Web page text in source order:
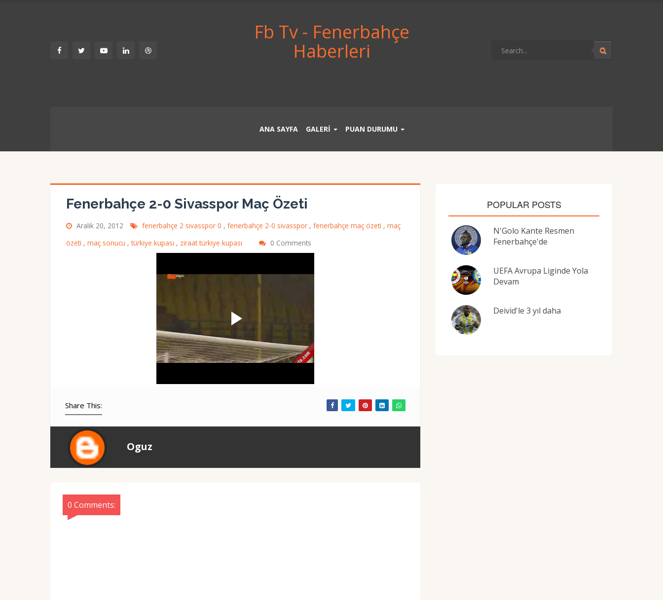
Fb Tv - Fenerbahçe
Haberleri
ANA SAYFA GALERİ PUAN DURUMU
Fenerbahçe 2-0 Sivasspor Maç Özeti
Aralık 20, 2012 fenerbahçe 2 sivasspor 0 , fenerbahçe 2-0 sivasspor , fenerbahçe maç özeti , maç
özeti , maç sonucu ,türkiye kupası , ziraat türkiye kupası 0 Comments
Share This:
Oguz
0 Comments:
POPULAR POSTS
N'Golo Kante Resmen
Fenerbahçe'de
UEFA Avrupa Liginde Yola
Devam
Deivid'le 3 yıl daha